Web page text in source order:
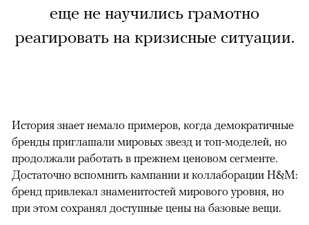
еще не научились грамотно
реагировать на кризисные ситуации.
История знает немало примеров, когда демократичные
бренды приглашали мировых звезд и топ-моделей, но
продолжали работать в прежнем ценовом сегменте.
Достаточно вспомнить кампании и коллаборации H&M:
бренд привлекал знаменитостей мирового уровня, но
при этом сохранял доступные цены на базовые вещи.